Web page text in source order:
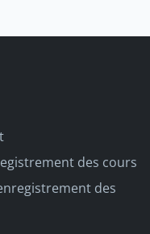
des cours
des